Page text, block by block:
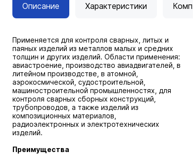
Описание Характеристики
Применяется для контроля сварных, литых и
паяных изделий из металлов малых и средних
толщин и других изделий. Области применения:
авиастроение, производство авиадвигателей, в
литейном производстве, в атомной,
аэрокосмической, судостроительной,
машиностроительной промышленностях, для
контроля сварных сборных конструкций,
трубопроводов, а также изделий из
композиционных материалов,
радиоэлектронных и электротехнических
изделий.
Преимущества